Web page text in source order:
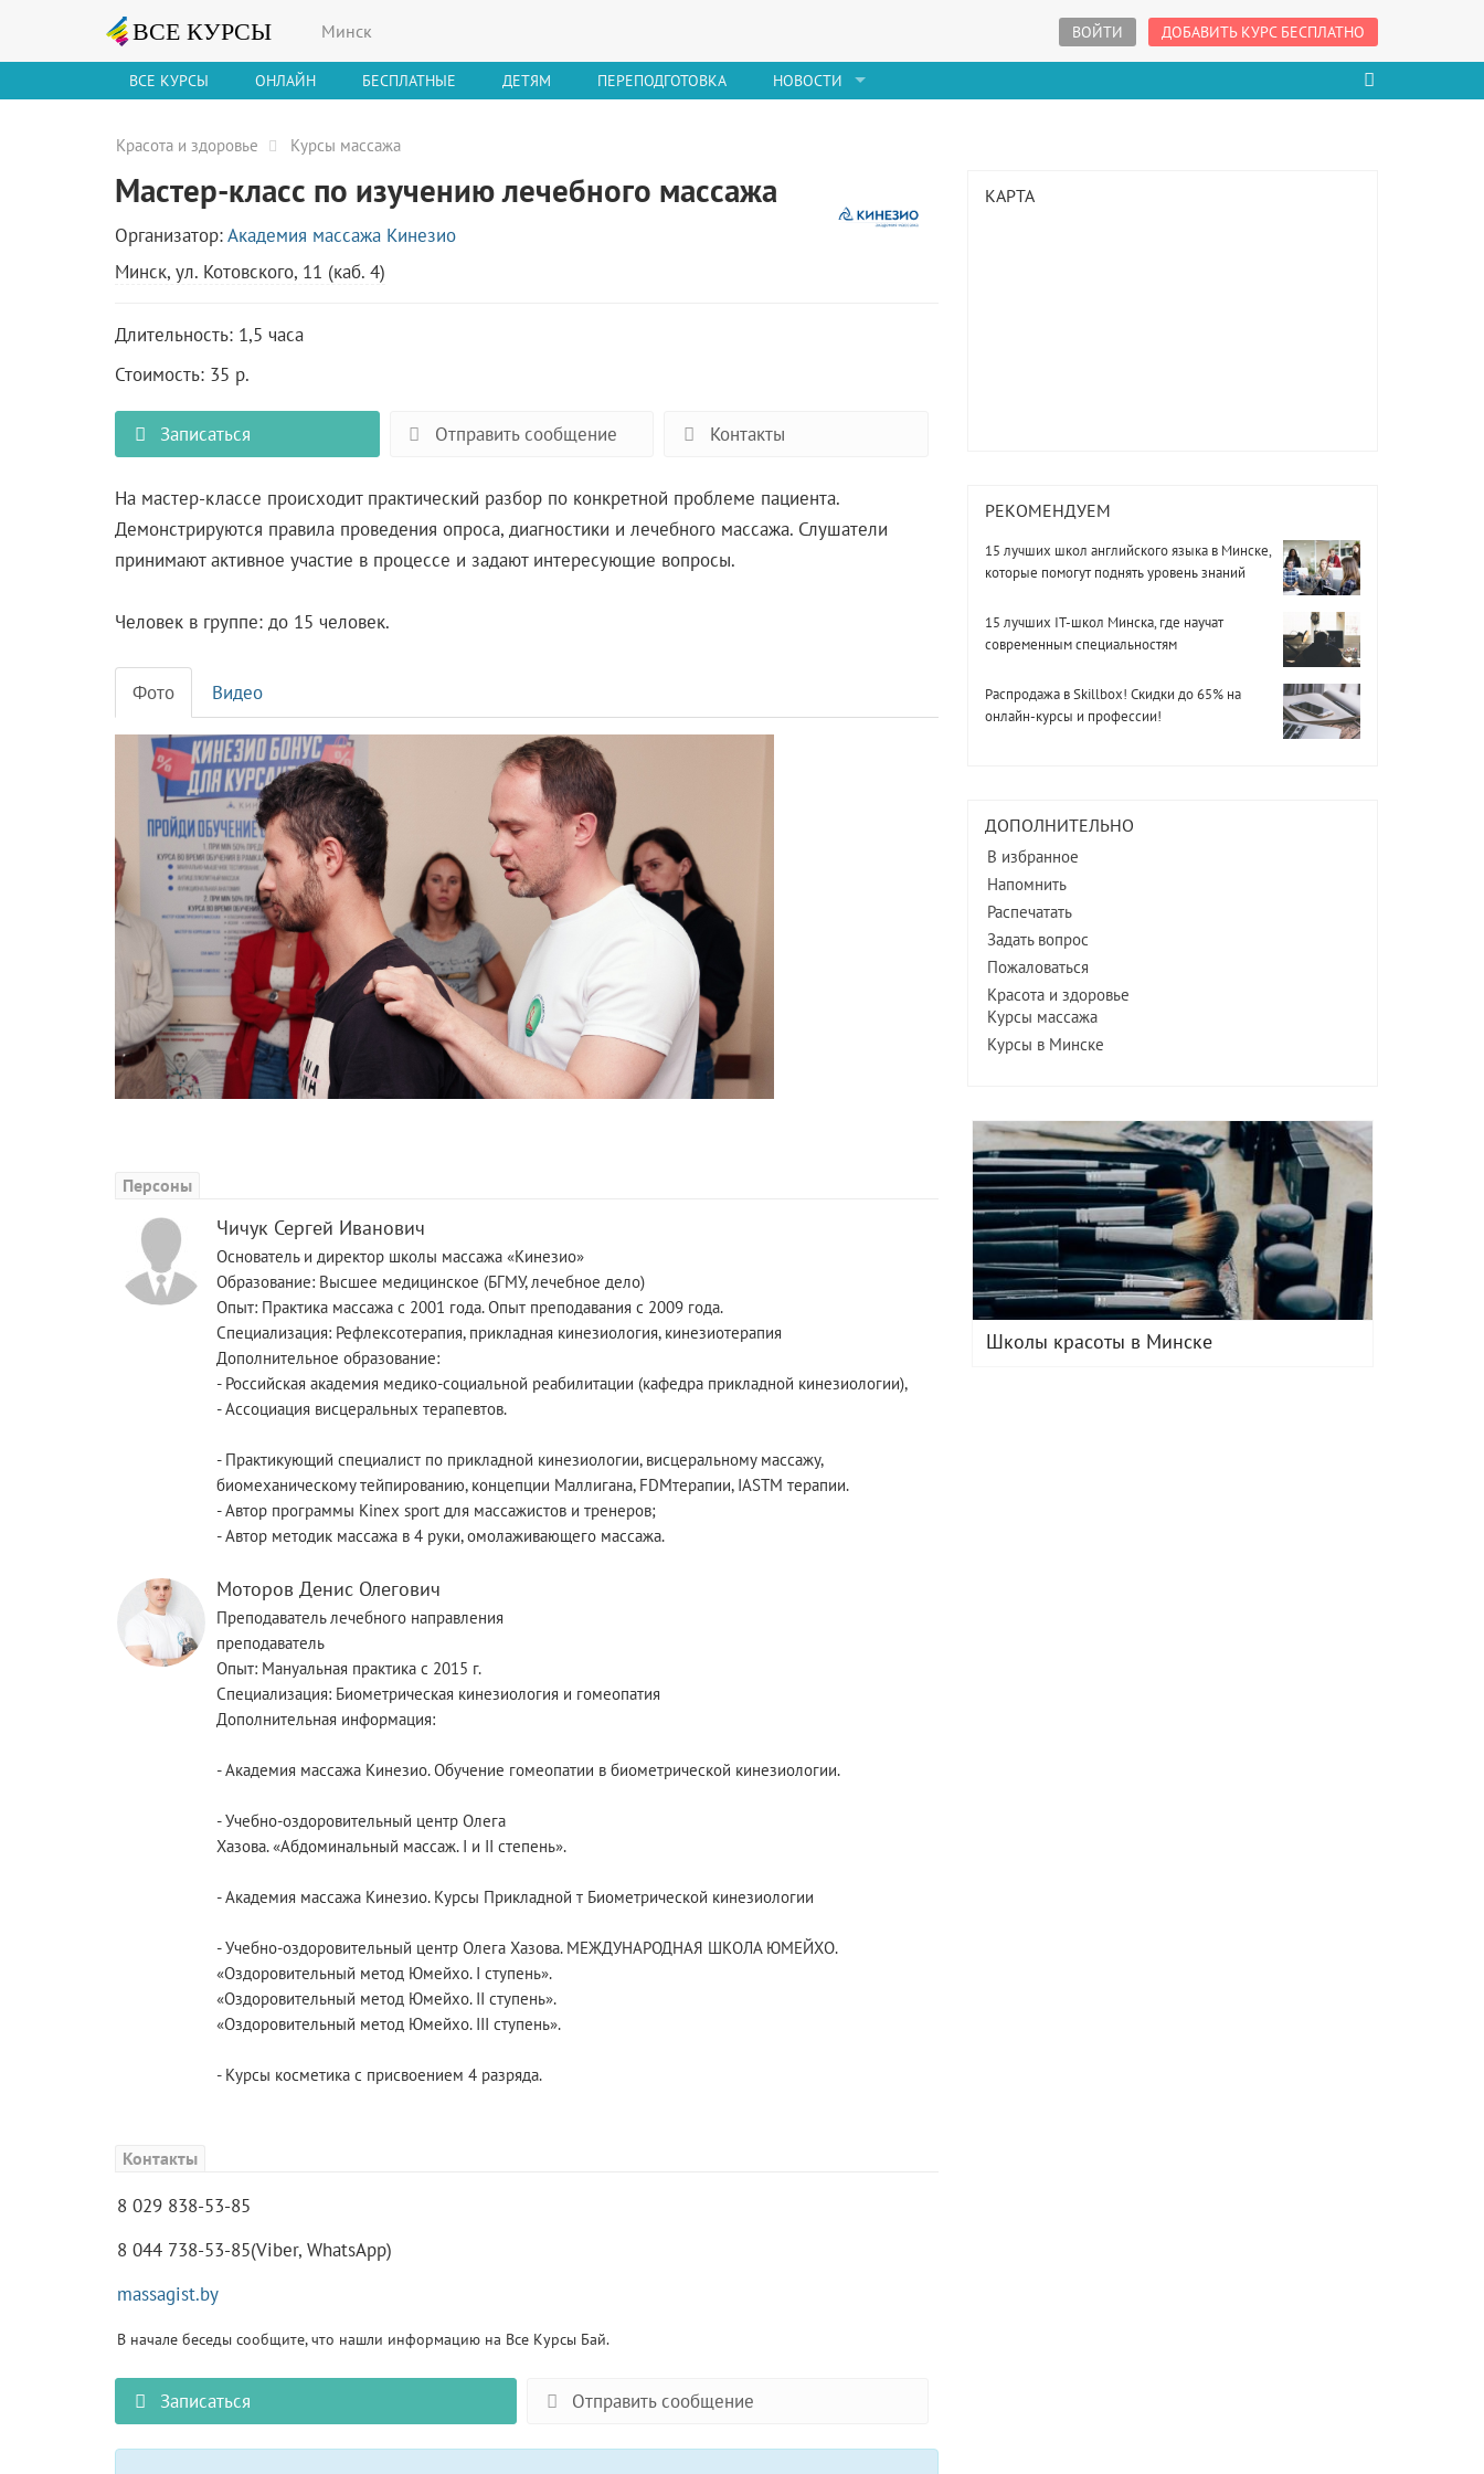
Минск ВОЙТИ ДОБАВИТЬ КУРС БЕСПЛАТНО
ВСЕ КУРСЫ ОНЛАЙН БЕСПЛАТНЫЕ ДЕТЯМ ПЕРЕПОДГОТОВКА НОВОСТИ
Красота и здоровье Курсы массажа
Мастер-класс по изучению лечебного массажа
Организатор:Академия массажа Кинезио
Минск, ул. Котовского, 11 (каб. 4)
Длительность: 1,5 часа
Стоимость: 35 р.
Записаться Отправить сообщение Контакты
На мастер-классе происходит практический разбор по конкретной проблеме пациента.
Демонстрируются правила проведения опроса, диагностики и лечебного массажа. Слушатели
принимают активное участие в процессе и задают интересующие вопросы.
Человек в группе: до 15 человек.
Фото Видео
Персоны
Чичук Сергей Иванович
Основатель и директор школы массажа «Кинезио»
Образование: Высшее медицинское (БГМУ, лечебное дело)
Опыт: Практика массажа с 2001 года. Опыт преподавания с 2009 года.
Специализация: Рефлексотерапия, прикладная кинезиология, кинезиотерапия
Дополнительное образование:
- Российская академия медико-социальной реабилитации (кафедра прикладной кинезиологии),
- Ассоциация висцеральных терапевтов.
- Практикующий специалист по прикладной кинезиологии, висцеральному массажу,
биомеханическому тейпированию, концепции Маллигана, FDMтерапии, IASTM терапии.
- Автор программы Kinex sport для массажистов и тренеров;
- Автор методик массажа в 4 руки, омолаживающего массажа.
Моторов Денис Олегович
Преподаватель лечебного направления
преподаватель
Опыт: Мануальная практика с 2015 г.
Специализация: Биометрическая кинезиология и гомеопатия
Дополнительная информация:
- Академия массажа Кинезио. Обучение гомеопатии в биометрической кинезиологии.
- Учебно-оздоровительный центр Олега
Хазова. «Абдоминальный массаж. I и II степень».
- Академия массажа Кинезио. Курсы Прикладной т Биометрической кинезиологии
- Учебно-оздоровительный центр Олега Хазова. МЕЖДУНАРОДНАЯ ШКОЛА ЮМЕЙХО.
«Оздоровительный метод Юмейхо. I ступень».
«Оздоровительный метод Юмейхо. II ступень».
«Оздоровительный метод Юмейхо. III ступень».
- Курсы косметика с присвоением 4 разряда.
Контакты
8 029 838-53-85
8 044 738-53-85(Viber, WhatsApp)
massagist.by
В начале беседы сообщите, что нашли информацию на Все Курсы Бай.
Записаться Отправить сообщение
КАРТА
РЕКОМЕНДУЕМ
15 лучших школ английского языка в Минске,
которые помогут поднять уровень знаний
15 лучших IT-школ Минска, где научат
современным специальностям
Распродажа в Skillbox! Скидки до 65% на
онлайн-курсы и профессии!
ДОПОЛНИТЕЛЬНО
В избранное
Напомнить
Распечатать
Задать вопрос
Пожаловаться
Красота и здоровье
Курсы массажа
Курсы в Минске
Школы красоты в Минске